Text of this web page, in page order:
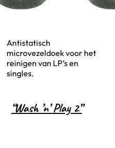
Antistatisch
microvezeldoek voor het
reinigen van LP’s en
singles.
“Wash ’n’ Play 2”